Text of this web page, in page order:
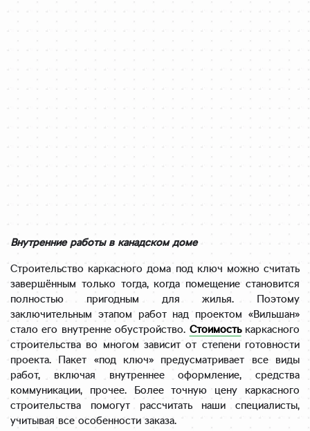
Внутренние работы в канадском доме
Строительство каркасного дома под ключ можно считать
завершённым только тогда, когда помещение становится
полностью пригодным для жилья. Поэтому
заключительным этапом работ над проектом «Вильшан»
стало его внутренне обустройство. Стоимостькаркасного
строительства во многом зависит от степени готовности
проекта. Пакет «под ключ» предусматривает все виды
работ, включая внутреннее оформление, средства
коммуникации, прочее. Более точную цену каркасного
строительства помогут рассчитать наши специалисты,
учитывая все особенности заказа.